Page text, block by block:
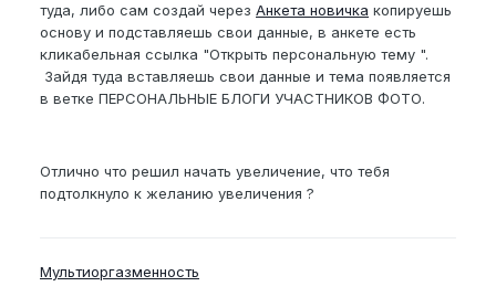
туда, либо сам создай через Анкета новичка копируешь
основу и подставляешь свои данные, в анкете есть
кликабельная ссылка "Открыть персональную тему ".
Зайдя туда вставляешь свои данные и тема появляется
в ветке ПЕРСОНАЛЬНЫЕ БЛОГИ УЧАСТНИКОВ ФОТО.
Отлично что решил начать увеличение, что тебя
подтолкнуло к желанию увеличения ?
Мультиоргазменность